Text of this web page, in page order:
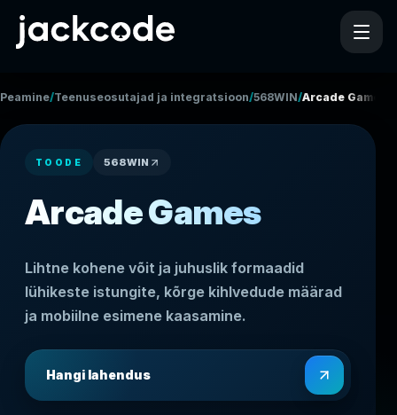
Peamine/Teenuseosutajad ja integratsioonid
/568WIN/Arcade Games
TOODE 568WIN
Arcade Games
Lihtne kohene võit ja juhuslik formaadid
lühikeste istungite, kõrge kihlvedude määrad
ja mobiilne esimene kaasamine.
Hangi lahendus